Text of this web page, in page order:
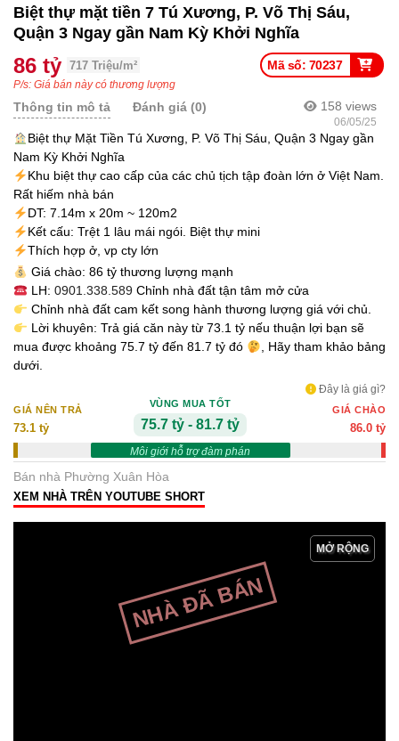
NHÀ ĐÃ BÁN
Biệt thự mặt tiền 7 Tú Xương, P. Võ Thị Sáu,
Quận 3 Ngay gần Nam Kỳ Khởi Nghĩa
Mã số: 70237
86 tỷ 717 Triệu/m²
P/s: Giá bán này có thương lượng
158 views
06/05/25
Thông tin mô tả Đánh giá (0)
Biệt thự Mặt Tiền Tú Xương, P. Võ Thị Sáu, Quận 3 Ngay gần
Nam Kỳ Khởi Nghĩa
Khu biệt thự cao cấp của các chủ tịch tập đoàn lớn ở Việt Nam.
Rất hiếm nhà bán
DT: 7.14m x 20m ~ 120m2
Kết cấu: Trệt 1 lâu mái ngói. Biệt thự mini
Thích hợp ở, vp cty lớn
Giá chào: 86 tỷ thương lượng mạnh
LH: 0901.338.589Chỉnh nhà đất tận tâm mở cửa
Chỉnh nhà đất cam kết song hành thương lượng giá với chủ.
Lời khuyên: Trả giá căn này từ 73.1 tỷ nếu thuận lợi bạn sẽ
mua được khoảng 75.7 tỷ đến 81.7 tỷ đó
, Hãy tham khảo bảng
dưới.
Đây là giá gì?
GIÁ NÊN TRẢ
73.1 tỷ
VÙNG MUA TỐT
75.7 tỷ - 81.7 tỷ
Môi giới hỗ trợ đàm phán
GIÁ CHÀO
86.0 tỷ
Bán nhà Phường Xuân Hòa
XEM NHÀ TRÊN YOUTUBE SHORT
MỞ RỘNG
NGUONNHA.VN